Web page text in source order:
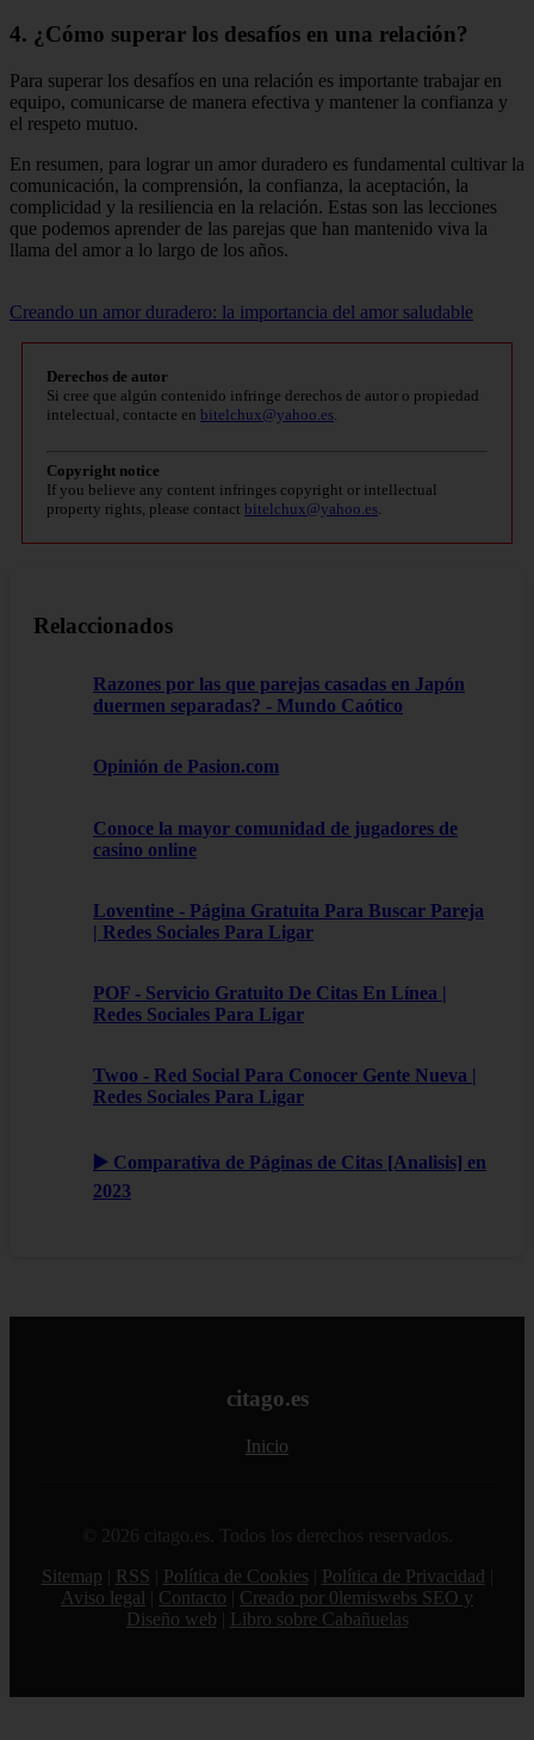
4. ¿Cómo superar los desafíos en una relación?
Para superar los desafíos en una relación es importante trabajar en
equipo, comunicarse de manera efectiva y mantener la confianza y
el respeto mutuo.
En resumen, para lograr un amor duradero es fundamental cultivar la
comunicación, la comprensión, la confianza, la aceptación, la
complicidad y la resiliencia en la relación. Estas son las lecciones
que podemos aprender de las parejas que han mantenido viva la
llama del amor a lo largo de los años.
Creando un amor duradero: la importancia del amor saludable
Derechos de autor
Si cree que algún contenido infringe derechos de autor o propiedad
intelectual, contacte en bitelchux@yahoo.es
Copyright notice
If you believe any content infringes copyright or intellectual
property rights, please contact bitelchux@yahoo.es
Relaccionados
Razones por las que parejas casadas en Japón
duermen separadas? - Mundo Caótico
Opinión de Pasion.com
Conoce la mayor comunidad de jugadores de
casino online
Loventine - Página Gratuita Para Buscar Pareja
| Redes Sociales Para Ligar
POF - Servicio Gratuito De Citas En Línea |
Redes Sociales Para Ligar
Twoo - Red Social Para Conocer Gente Nueva |
Redes Sociales Para Ligar
▶️ Comparativa de Páginas de Citas [Analisis] en
2023
citago.es
Inicio
© 2026 citago.es. Todos los derechos reservados.
Sitemap
RSS Política de Cookies Política de Privacidad
Aviso legal
Contacto
Creado por 0lemiswebs SEO y
Diseño web
Libro sobre Cabañuelas